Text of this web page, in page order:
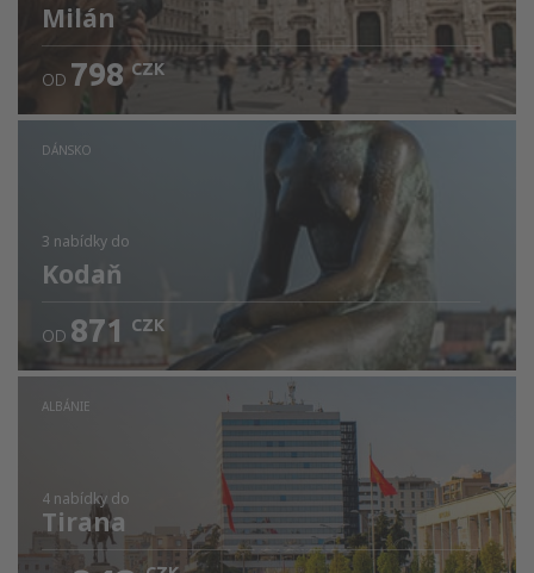
Milán
OD 798 CZK
DÁNSKO
3 nabídky do
Kodaň
OD 871 CZK
ALBÁNIE
4 nabídky do
Tirana